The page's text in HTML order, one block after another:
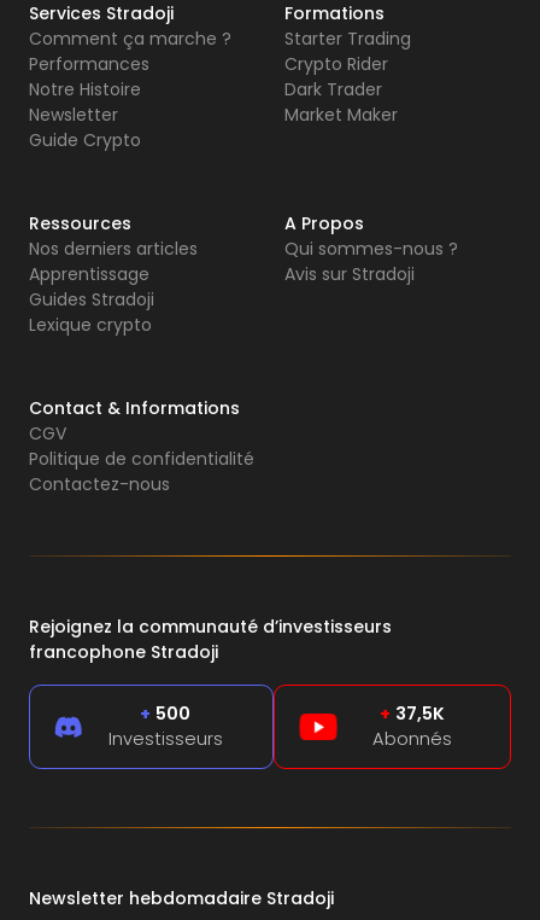
Services Stradoji
Comment ça marche ?
Performances
Notre Histoire
Newsletter
Guide Crypto
Formations
Starter Trading
Crypto Rider
Dark Trader
Market Maker
Ressources
Nos derniers articles
Apprentissage
Guides Stradoji
Lexique crypto
A Propos
Qui sommes-nous ?
Avis sur Stradoji
Contact & Informations
CGV
Politique de confidentialité
Contactez-nous
Rejoignez la communauté d’investisseurs
francophone Stradoji
+ 500
Investisseurs
+ 37,5K
Abonnés
Newsletter hebdomadaire Stradoji